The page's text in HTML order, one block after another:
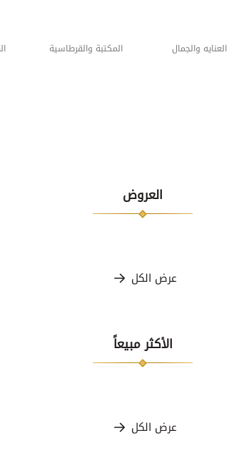
المكتبة والقرطاسية
المنظفات والعنايه
العروض
عرض الكل
الأكثر مبيعاً
عرض الكل